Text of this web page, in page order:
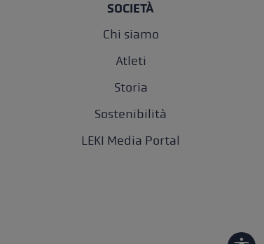
SOCIETÀ
Chi siamo
Atleti
Storia
Sostenibilità
LEKI Media Portal